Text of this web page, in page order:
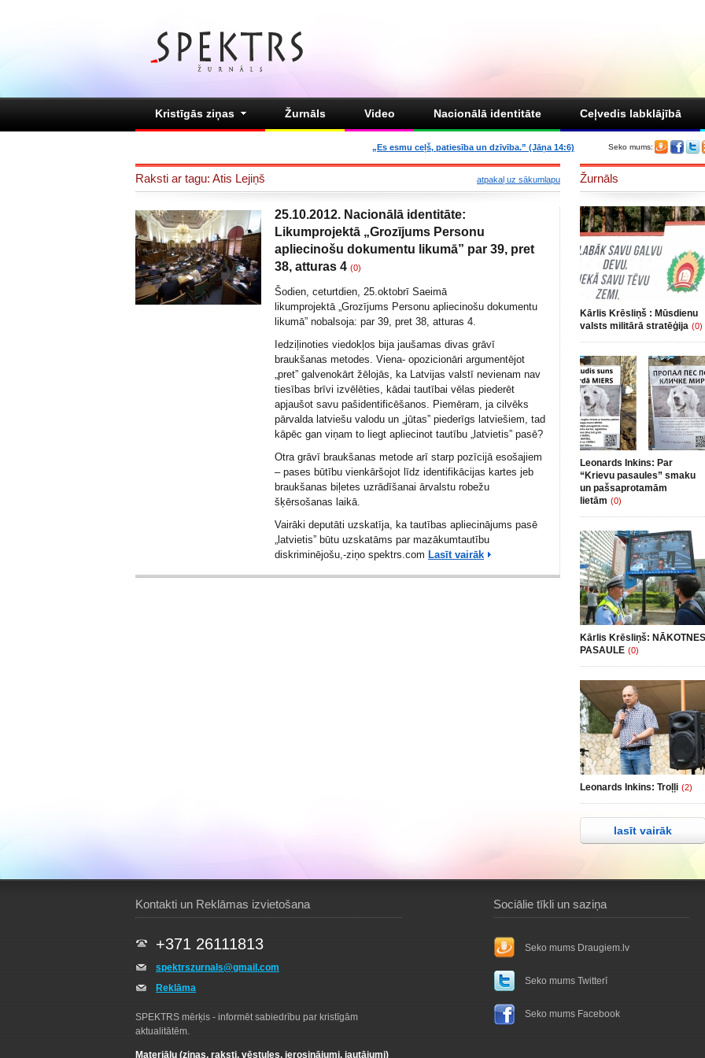
Kristīgās ziņas Žurnāls Video Nacionālā identitāte Ceļvedis labklājībā
Seko mums:
„Es esmu ceļš, patiesība un dzīvība.” (Jāņa 14:6)
Raksti ar tagu: Atis Lejiņš atpakaļ uz sākumlapu
25.10.2012. Nacionālā identitāte:
Likumprojektā „Grozījums Personu
apliecinošu dokumentu likumā” par 39, pret
38, atturas 4 (0)
Šodien, ceturtdien, 25.oktobrī Saeimā
likumprojektā „Grozījums Personu apliecinošu dokumentu
likumā” nobalsoja: par 39, pret 38, atturas 4.
Iedziļinoties viedokļos bija jaušamas divas grāvī
braukšanas metodes. Viena- opozicionāri argumentējot
„pret” galvenokārt žēlojās, ka Latvijas valstī nevienam nav
tiesības brīvi izvēlēties, kādai tautībai vēlas piederēt
apjaušot savu pašidentificēšanos. Piemēram, ja cilvēks
pārvalda latviešu valodu un „jūtas” piederīgs latviešiem, tad
kāpēc gan viņam to liegt apliecinot tautību „latvietis” pasē?
Otra grāvī braukšanas metode arī starp pozīcijā esošajiem
– pases būtību vienkāršojot līdz identifikācijas kartes jeb
braukšanas biļetes uzrādīšanai ārvalstu robežu
šķērsošanas laikā.
Vairāki deputāti uzskatīja, ka tautības apliecinājums pasē
„latvietis” būtu uzskatāms par mazākumtautību
diskriminējošu,-ziņo spektrs.com Lasīt vairāk
Žurnāls
Kārlis Krēsliņš : Mūsdienu
valsts militārā stratēģija (0)
Leonards Inkins: Par
“Krievu pasaules” smaku
un pašsaprotamām
lietām (0)
Kārlis Krēsliņš: NĀKOTNES
PASAULE (0)
Leonards Inkins: Troļļi (2)
lasīt vairāk
Kontakti un Reklāmas izvietošana
+371 26111813
spektrszurnals@gmail.com
Reklāma
SPEKTRS mērķis - informēt sabiedrību par kristīgām
aktualitātēm.
Materiālu (ziņas, raksti, vēstules, ierosinājumi, jautājumi)
Sociālie tīkli un saziņa
Seko mums Draugiem.lv
Seko mums Twitterī
Seko mums Facebook